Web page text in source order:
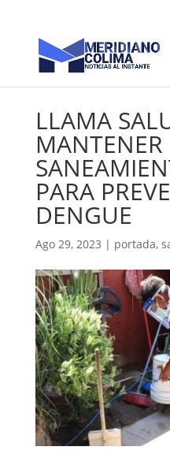
LLAMA
MANTENER
PARA
DENGUE
Ago 29, 2023 | portada,